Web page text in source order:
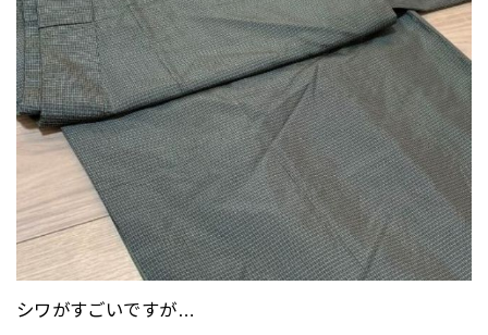
シワがすごいですが…